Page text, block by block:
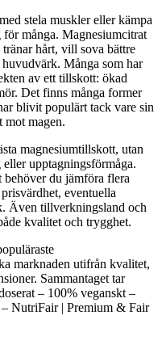
stela muskler eller kämpa
för många. Magnesiumcitrat
hårt, vill sova bättre
Många som har
av ett tillskott: ökad
Det finns många former
blivit populärt tack vare sin
mot magen.
magnesiumtillskott, utan
upptagningsförmåga.
behöver du jämföra flera
eventuella
Även tillverkningsland och
kvalitet och trygghet.
marknaden utifrån kvalitet,
Sammantaget tar
– 100% veganskt –
NutriFair | Premium & Fair